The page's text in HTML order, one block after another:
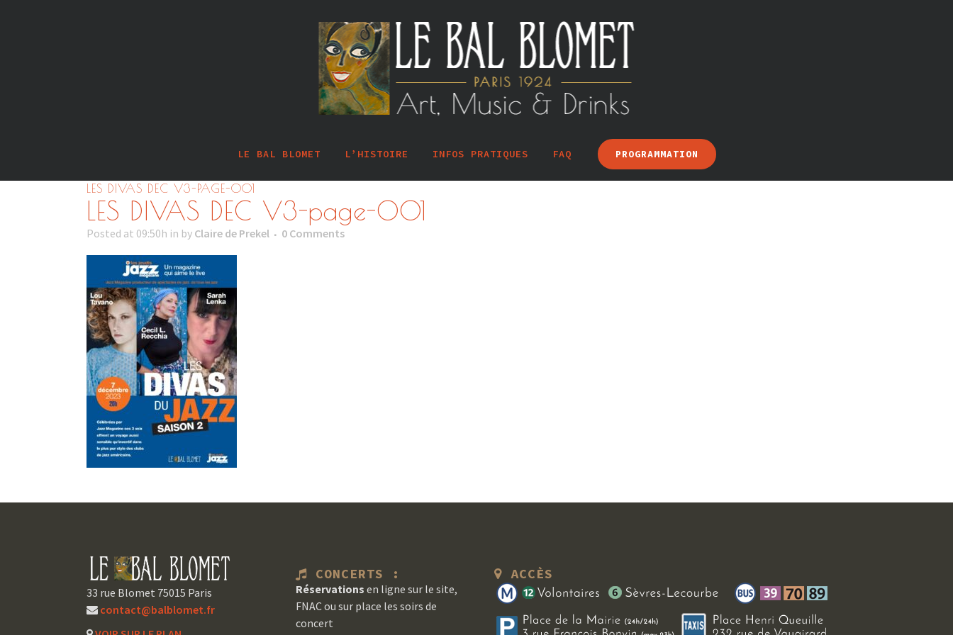
LE BAL BLOMET L’HISTOIRE INFOS PRATIQUES FAQ PROGRAMMATION
LES DIVAS DEC V3-PAGE-001
LES DIVAS DEC V3-page-001
Posted at 09:50h in by Claire de Prekel 0 Comments
33 rue Blomet 75015 Paris
contact@balblomet.fr
CONCERTS :
Réservations en ligne sur le site,
FNAC ou sur place les soirs de
concert
ACCÈS